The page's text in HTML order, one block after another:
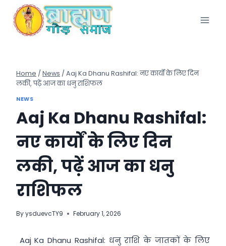
content
Home / News / Aaj Ka Dhanu Rashifal: नए कार्यों के लिए दिन
लकी, पढ़ें आज का धनु राशिफल
NEWS
Aaj Ka Dhanu Rashifal:
नए कार्यों के लिए दिन
लकी, पढ़ें आज का धनु
राशिफल
ByysduevcTY9 February 1, 2026
Aaj Ka Dhanu Rashifal: धनु राशि के जातकों के लिए